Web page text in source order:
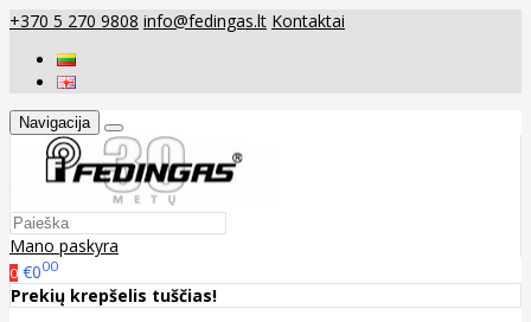
+370 5 270 9808 info@fedingas.lt Kontaktai
Navigacija
Mano paskyra
0 €000
Prekių krepšelis tuščias!